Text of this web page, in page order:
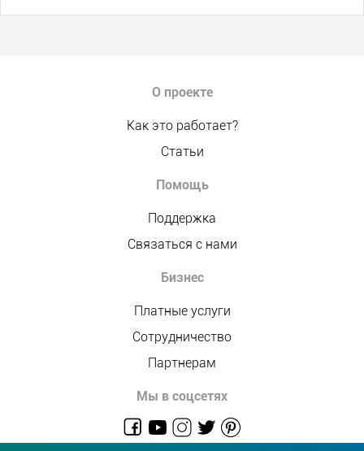
О проекте
Как это работает?
Статьи
Помощь
Поддержка
Связаться с нами
Бизнес
Платные услуги
Сотрудничество
Партнерам
Мы в соцсетях